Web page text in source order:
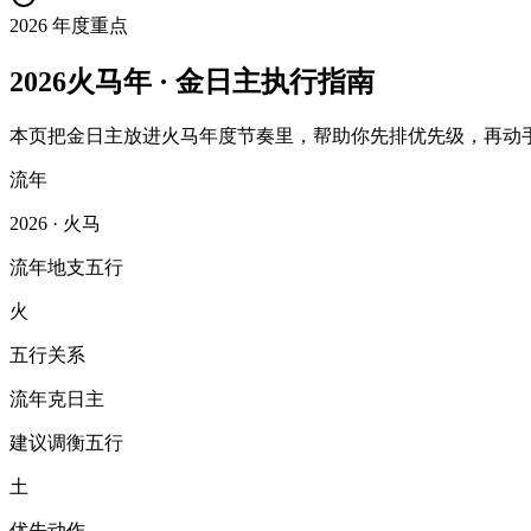
2026 年度重点
2026火马年 · 金日主执行指南
本页把金日主放进火马年度节奏里，帮助你先排优先级，再动
流年
2026 · 火马
流年地支五行
火
五行关系
流年克日主
建议调衡五行
土